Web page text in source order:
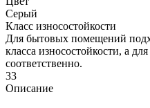
Серый
Класс износостойкости
Для бытовых помещений
класса износостойкости, а
соответственно.
33
Описание